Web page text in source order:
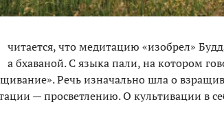
читается, что медитацию «изобрел»
а бхаваной. С языка пали, на котором
Речь изначально шла о
— просветлению. О культивации в